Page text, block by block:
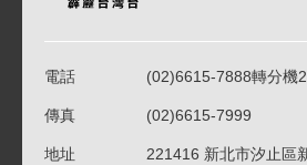
電話 (02)6615-7888轉分機
傳真 (02)6615-7999
地址
221416 新北市汐止區